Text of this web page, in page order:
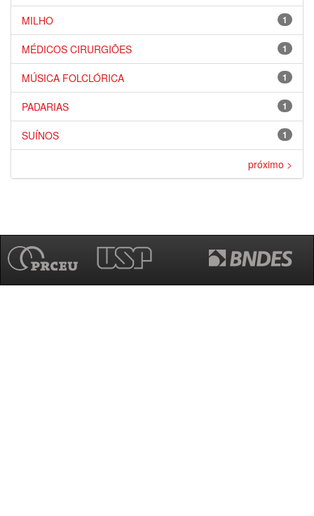
1
MILHO
1
MÉDICOS CIRURGIÕES
1
MÚSICA FOLCLÓRICA
1
PADARIAS
1
SUÍNOS
próximo >